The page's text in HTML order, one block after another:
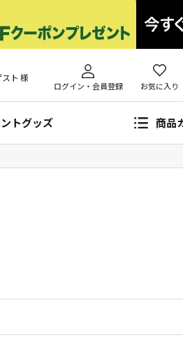
スト 様
ログイン・会員登録 お気に入り
トグッズ 商品